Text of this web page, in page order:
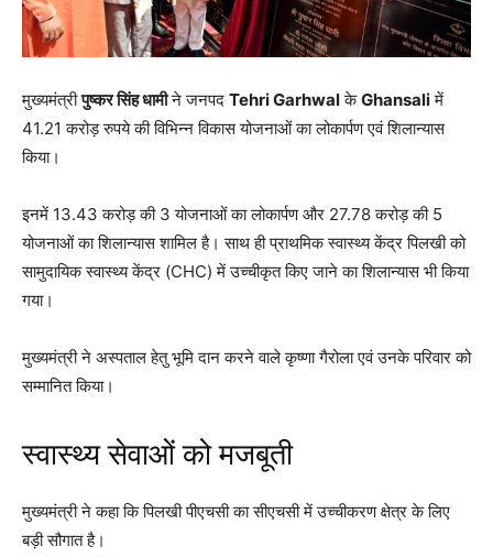
मुख्यमंत्रीपुष्कर सिंह धामीने जनपद Tehri GarhwalकेGhansaliमें
41.21 करोड़ रुपये की विभिन्न विकास योजनाओं का लोकार्पण एवं शिलान्यास
किया।
इनमें 13.43 करोड़ की 3 योजनाओं का लोकार्पण और 27.78 करोड़ की 5
योजनाओं का शिलान्यास शामिल है। साथ ही प्राथमिक स्वास्थ्य केंद्र पिलखी को
सामुदायिक स्वास्थ्य केंद्र (CHC) में उच्चीकृत किए जाने का शिलान्यास भी किया
गया।
मुख्यमंत्री ने अस्पताल हेतु भूमि दान करने वाले कृष्णा गैरोला एवं उनके परिवार को
सम्मानित किया।
स्वास्थ्य सेवाओं को मजबूती
मुख्यमंत्री ने कहा कि पिलखी पीएचसी का सीएचसी में उच्चीकरण क्षेत्र के लिए
बड़ी सौगात है।